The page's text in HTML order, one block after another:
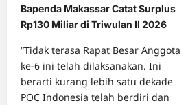
Bapenda Makassar Catat Surplus
Rp130 Miliar di Triwulan II 2026
“Tidak terasa Rapat Besar Anggota
ke-6 ini telah dilaksanakan. Ini
berarti kurang lebih satu dekade
POC Indonesia telah berdiri dan